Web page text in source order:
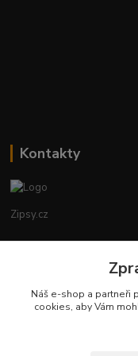
Kontakty
Zipsy.cz
obchod@zipsy.cz
Náš e-shop a partneři
cookies, aby Vám